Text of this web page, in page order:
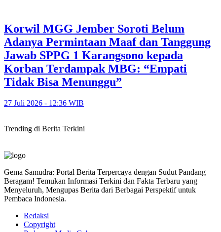
Korwil MGG Jember Soroti Belum
Adanya Permintaan Maaf dan Tanggung
Jawab SPPG 1 Karangsono kepada
Korban Terdampak MBG: “Empati
Tidak Bisa Menunggu”
27 Juli 2026 - 12:36 WIB
Trending di Berita Terkini
Gema Samudra: Portal Berita Terpercaya dengan Sudut Pandang
Beragam! Temukan Informasi Terkini dan Fakta Terbaru yang
Menyeluruh, Mengupas Berita dari Berbagai Perspektif untuk
Pembaca Indonesia.
Redaksi
Copyright